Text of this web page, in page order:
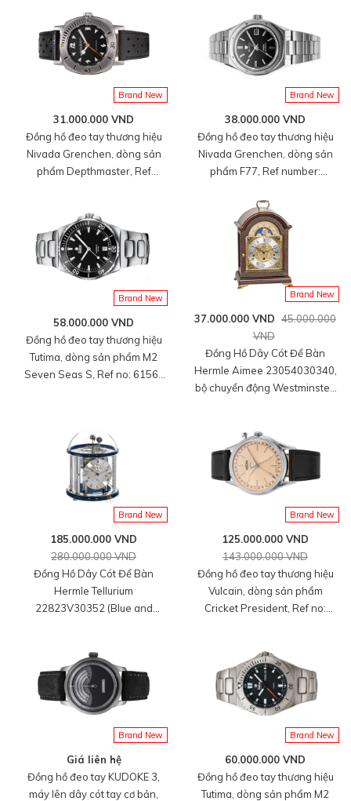
động, vỏ đồng hồ thép không
gỉ 316L, dây cao su đen, hàng
mới 100%
động, vỏ đồng hồ thép không
gỉ 316L, dây da bê màu đen,
hàng mới 100%
Brand New
31.000.000 VND
Đồng hồ đeo tay thương hiệu
Nivada Grenchen, dòng sản
phẩm Depthmaster, Ref
thép không gỉ 316, dây da bò,
mới 100%
Brand New
38.000.000 VND
Đồng hồ đeo tay thương hiệu
Nivada Grenchen, dòng sản
phẩm F77, Ref number:
size 37mm,máy tự động,dây và
vỏ bằng thép không gỉ
316L,mới 100%
Brand New
58.000.000 VND
Đồng hồ đeo tay thương hiệu
Tutima, dòng sản phẩm M2
Seven Seas S, Ref no: 6156-
mới 100%
Brand New
37.000.000 VND 45.000.000
VND
Đồng Hồ Dây Cót Để Bàn
Hermle Aimee 23054030340,
bộ chuyển động Westminster,
Brand New
185.000.000 VND
280.000.000 VND
Đồng Hồ Dây Cót Để Bàn
Hermle Tellurium
22823V30352 (Blue and
Brand New
125.000.000 VND
143.000.000 VND
Đồng hồ đeo tay thương hiệu
Vulcain, dòng sản phẩm
Cricket President, Ref no:
cót tay, vỏ đồng hồ thép không
gỉ 316L, dây da bê màu đen,
mới 100%
Brand New
Giá liên hệ
Đồng hồ đeo tay KUDOKE 3,
máy lên dây cót tay cơ bản,
Brand New
60.000.000 VND
Đồng hồ đeo tay thương hiệu
Tutima, dòng sản phẩm M2